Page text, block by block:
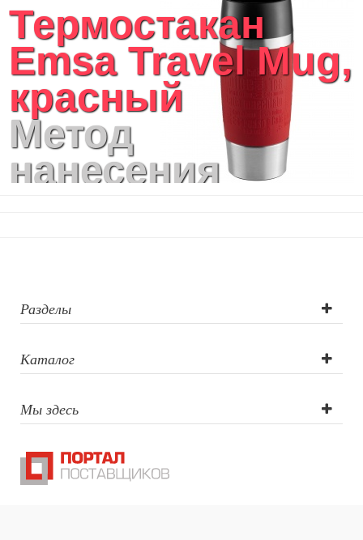
Термостакан
Emsa Travel Mug,
красный
Метод
нанесения
окружности,
Лазерная
гравировка,
Тампопечать
Разделы
Каталог
Мы здесь